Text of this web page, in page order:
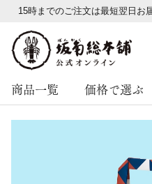
15時までのご注文は最短翌日お
商品一覧 価格で選ぶ